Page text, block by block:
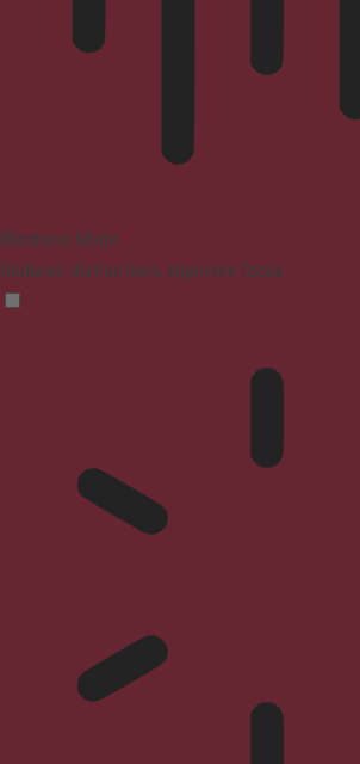
Blindness Mode
Reduces distractions, improves focus